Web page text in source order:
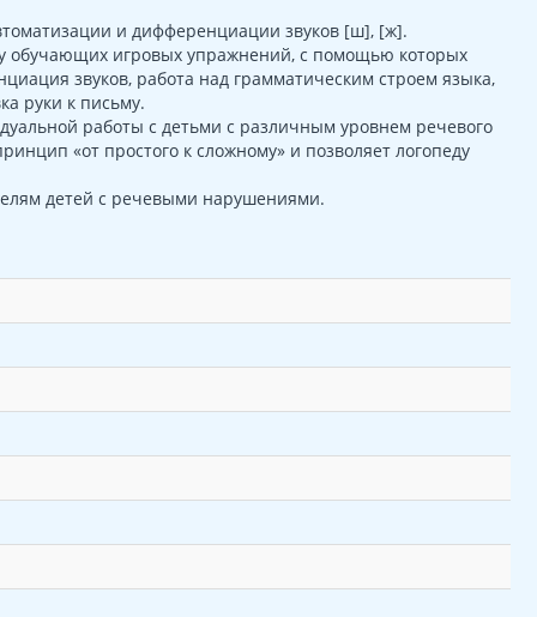
и дифференциации звуков [ш], [ж].
обучающих игровых упражнений, с помощью которых
звуков, работа над грамматическим строем языка,
руки к письму.
работы с детьми с различным уровнем речевого
«от простого к сложному» и позволяет логопеду
детей с речевыми нарушениями.